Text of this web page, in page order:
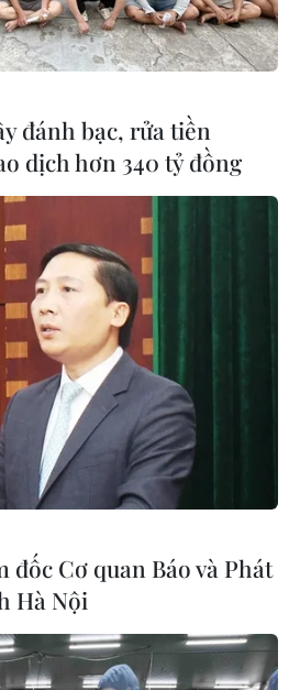
đánh bạc, rửa tiền
dịch hơn 340 tỷ đồng
đốc Cơ quan Báo và Phát
Hà Nội